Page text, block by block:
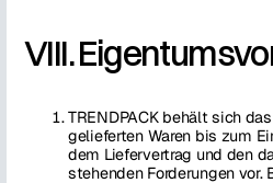
VIII.
TRENDPACK behält sich
gelieferten Waren bis zum
dem Liefervertrag und den
stehenden Forderungen vor.